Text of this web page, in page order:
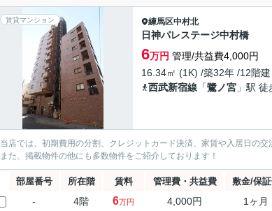
賃貸マンション 練馬区中村北
日神パレステージ中村橋
6万円 管理/共益費4,000円
16.34㎡ (1K) /築32年 /12階建
西武新宿線 「鷺ノ宮 」駅
当店では、初期費用の分割、クレジットカード決済、家賃や入居日の
また、掲載物件の他にも多数物件をご紹介しております！
部屋番号 所在階 賃料 管理費・共益費 敷金/保
- 4階 6万円 4,000円 1ヶ月